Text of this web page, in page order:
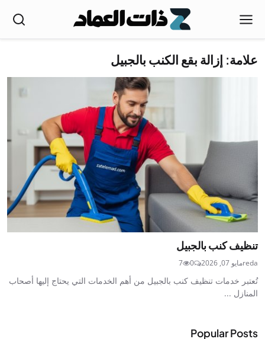
علامة: إزالة بقع الكنب بالجبيل
تنظيف كنب بالجبيل
redaمايو 07, 2026 0
7
تُعتبر خدمات تنظيف كنب بالجبيل من أهم الخدمات التي يحتاج إليها أصحاب
المنازل ...
Popular Posts